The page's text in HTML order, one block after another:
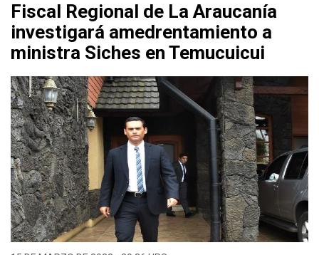
Fiscal Regional de La Araucanía
investigará amedrentamiento a
ministra Siches en Temucuicui